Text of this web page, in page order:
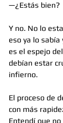
—¿Estás bien?
Y no. No lo
eso ya lo sabía
es el espejo
debían estar
infierno.
El proceso de
con más
Entendí que